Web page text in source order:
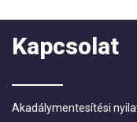
Kapcsolat
Akadálymentesítési